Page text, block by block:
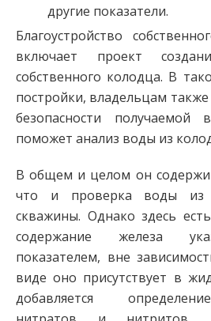
другие показатели.
Благоустройство
включает проект
собственного колодца. В
постройки, владельцам также
безопасности получаемой
поможет анализ воды из
В общем и целом он
что и проверка воды из
скважины. Однако здесь
содержание железа
показателем, вне
виде оно присутствует в
добавляется